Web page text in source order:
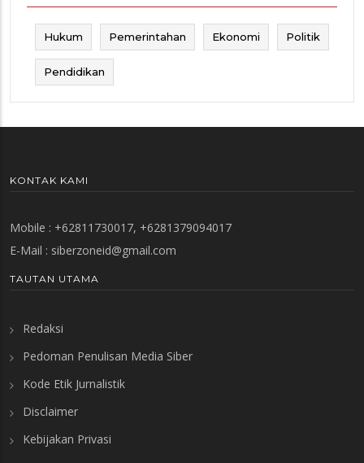
Hukum Pemerintahan Ekonomi Politik
Pendidikan
KONTAK KAMI
Mobile : +62811730017, +6281379094017
E-Mail : siberzoneid@gmail.com
TAUTAN UTAMA
Redaksi
Pedoman Penulisan Media Siber
Kode Etik Jurnalistik
Disclaimer
Kebijakan Privasi